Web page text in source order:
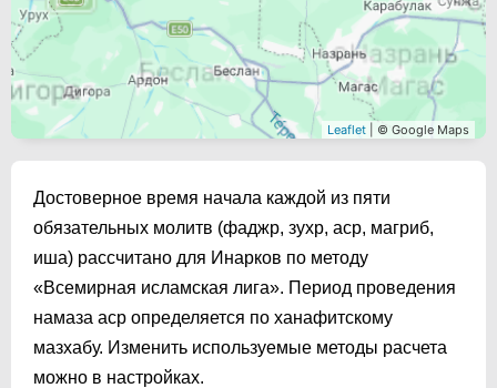
Leaflet | © Google Maps
Достоверное время начала каждой из пяти
обязательных молитв (фаджр, зухр, аср, магриб,
иша) рассчитано для Инарков по методу
«Всемирная исламская лига». Период проведения
намаза аср определяется по ханафитскому
мазхабу. Изменить используемые методы расчета
можно в настройках.